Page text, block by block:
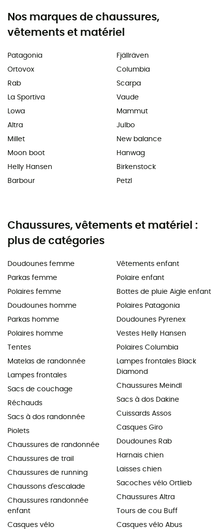
Nos marques de chaussures,
vêtements et matériel
Patagonia
Ortovox
Rab
La Sportiva
Lowa
Altra
Millet
Moon boot
Helly Hansen
Barbour
Fjällräven
Columbia
Scarpa
Vaude
Mammut
Julbo
New balance
Hanwag
Birkenstock
Petzl
Chaussures, vêtements et matériel :
plus de catégories
Doudounes femme
Parkas femme
Polaires femme
Doudounes homme
Parkas homme
Polaires homme
Tentes
Matelas de randonnée
Lampes frontales
Sacs de couchage
Réchauds
Sacs à dos randonnée
Piolets
Chaussures de randonnée
Chaussures de trail
Chaussures de running
Chaussons d'escalade
Chaussures randonnée
enfant
Casques vélo
Vêtements enfant
Polaire enfant
Bottes de pluie Aigle enfant
Polaires Patagonia
Doudounes Pyrenex
Vestes Helly Hansen
Polaires Columbia
Lampes frontales Black
Diamond
Chaussures Meindl
Sacs à dos Dakine
Cuissards Assos
Casques Giro
Doudounes Rab
Harnais chien
Laisses chien
Sacoches vélo Ortlieb
Chaussures Altra
Tours de cou Buff
Casques vélo Abus